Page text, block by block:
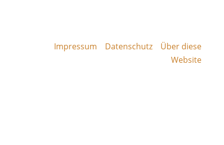
Impressum Datenschutz
Über diese
Website